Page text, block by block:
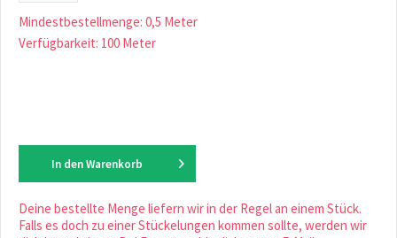
Mindestbestellmenge: 0,5 Meter
Verfügbarkeit: 100 Meter
In den Warenkorb
Deine bestellte Menge liefern wir in der Regel an einem Stück.
Falls es doch zu einer Stückelungen kommen sollte, werden wir